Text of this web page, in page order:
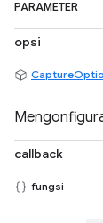
PARAMETER
opsi
callback
fungsi